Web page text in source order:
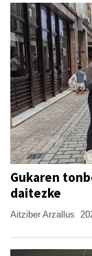
Gukaren
daitezke
Aitziber Arzallus